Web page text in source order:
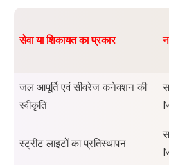
सेवा या शिकायत का प्रकार
जल आपूर्ति एवं सीवरेज कनेक्शन की
स्वीकृति
स्ट्रीट लाइटों का प्रतिस्थापन